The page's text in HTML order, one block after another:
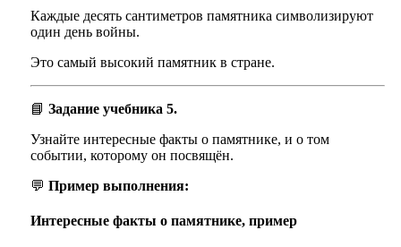
Каждые десять сантиметров памятника символизируют
один день войны.
Это самый высокий памятник в стране.
📘 Задание учебника 5.
Узнайте интересные факты о памятнике, и о том
событии, которому он посвящён.
💬 Пример выполнения:
Интересные факты о памятнике, пример